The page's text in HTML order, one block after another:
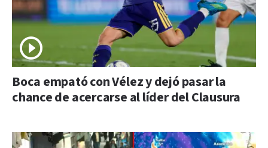
Boca empató con Vélez y dejó pasar la
chance de acercarse al líder del Clausura